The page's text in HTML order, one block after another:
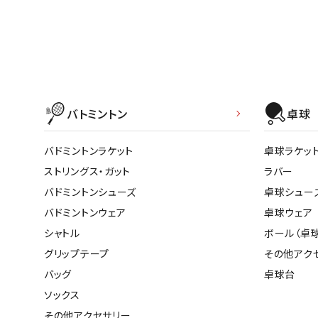
柔道
武道・格闘
バトミントン
バドミントンラケット
ストリングス・ガット
バドミントンシューズ
バドミントンウェア
シャトル
グリップテープ
バッグ
ソックス
その他アクセサリー
卓球
卓球ラケッ
ラバー
卓球シュー
卓球ウェア
ボール（卓
その他アク
卓球台